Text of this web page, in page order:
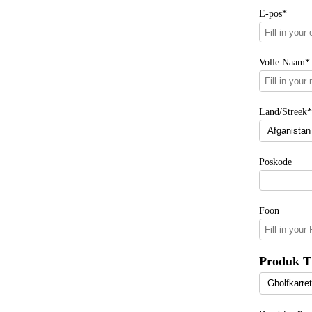
E-pos*
Volle Naam*
Land/Streek*
Poskode
Foon
Produk